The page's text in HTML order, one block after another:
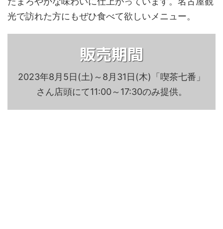
光で訪れた方にもぜひ食べて欲しいメニュー。
販売期間
2023年8月5日(土)～8月31日(木)「喫茶七番」
さん店頭にて11:00～17:30のみ提供。